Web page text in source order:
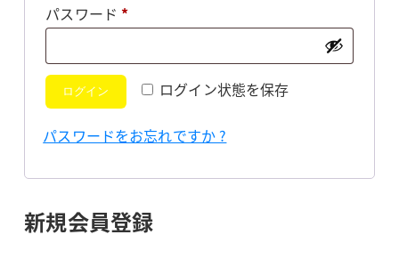
パスワード *必
ログイン状態を保存
ログイン
パスワードをお忘れですか ?
新規会員登録